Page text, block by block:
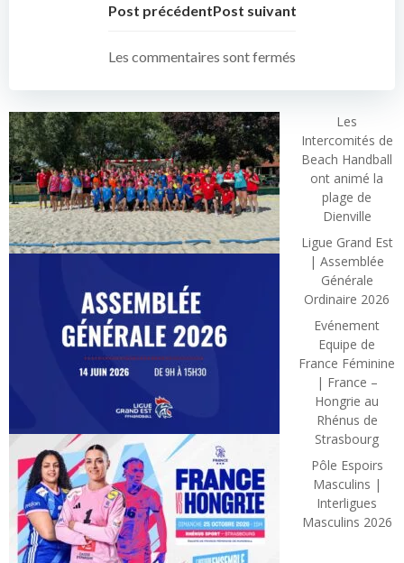
Post précédentPost suivant
Les commentaires sont fermés
Les
Intercomités de
Beach Handball
ont animé la
plage de
Dienville
Ligue Grand Est
| Assemblée
Générale
Ordinaire 2026
Evénement
Equipe de
France Féminine
| France –
Hongrie au
Rhénus de
Strasbourg
Pôle Espoirs
Masculins |
Interligues
Masculins 2026